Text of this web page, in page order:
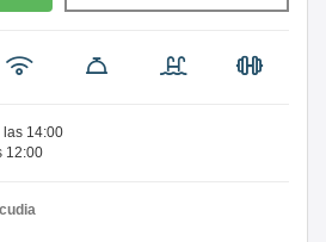
las 14:00
12:00